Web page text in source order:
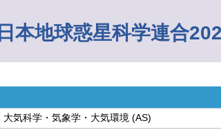
日本地球惑星科学連合
大気科学・気象学・大気環境 (AS)